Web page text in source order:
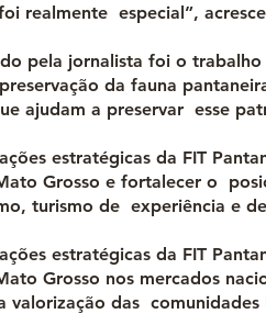
realmente especial”,
pela jornalista foi o
da fauna
ajudam a preservar esse
estratégicas da FIT
Grosso e fortalecer o
turismo de experiência e
estratégicas da FIT
Grosso nos mercados
valorização das